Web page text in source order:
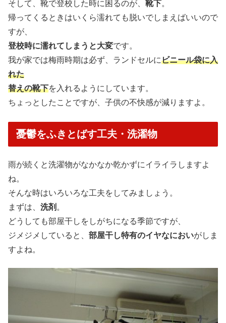
そして、靴で登校した時に困るのが、 靴下。
帰ってくるときはいくら濡れても脱いでしまえばいいので
すが、
登校時に濡れてしまうと大変です。
我が家では梅雨時期は必ず、ランドセルにビニール袋に入
れた
替えの靴下を入れるようにしています。
ちょっとしたことですが、子供の不快感が減りますよ。
憂鬱をふきとばす工夫・洗濯物
雨が続くと洗濯物がなかなか乾かずにイライラしますよ
ね。
そんな時はいろいろな工夫をしてみましょう。
まずは、 洗剤 。
どうしても部屋干しをしがちになる季節ですが、
ジメジメしていると、 部屋干し特有のイヤなにおいがしま
すよね。